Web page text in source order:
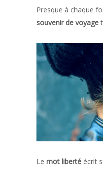
Presque à chaque
souvenir de voyage
Le mot liberté écrit